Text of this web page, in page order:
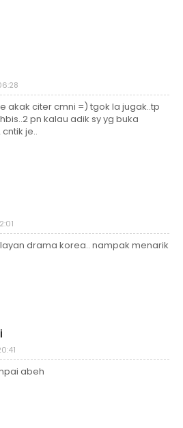
akak citer cmni =) tgok la jugak..tp
pn kalau adik sy yg buka
je..
drama korea.. nampak menarik
abeh